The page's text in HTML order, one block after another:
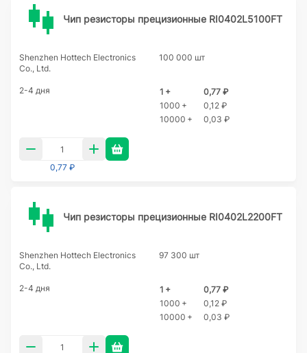
Чип резисторы прецизионные RI0402L5100FT
Shenzhen Hottech Electronics
Co., Ltd.
100 000 шт
2-4 дня 1 +
0,77 ₽
1000 +
0,12 ₽
10000 +
0,03 ₽
0,77 ₽
Чип резисторы прецизионные RI0402L2200FT
Shenzhen Hottech Electronics
Co., Ltd.
97 300 шт
2-4 дня 1 +
0,77 ₽
1000 +
0,12 ₽
10000 +
0,03 ₽